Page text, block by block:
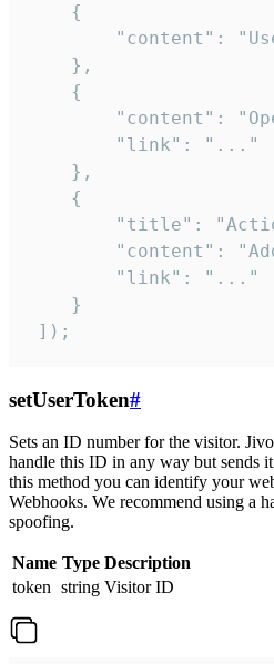
    {
"content":
    },
    {
"content":
        "link": "..."
    },
    {
"title":
"content":
        "link": "..."
    }
]);
setUserToken#
Sets an ID number for the visitor.
handle this ID in any way but sends
this method you can identify your
Webhooks. We recommend using a
spoofing.
Name Type Description
token string Visitor ID